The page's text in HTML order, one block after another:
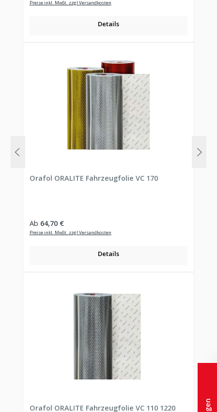
Preise inkl. MwSt. zzgl Versandkosten
Details
Orafol ORALITE Fahrzeugfolie VC 170
Regulärer Preis:
Ab 64,70 €
Preise inkl. MwSt. zzgl Versandkosten
Details
Orafol ORALITE Fahrzeugfolie VC 110 1220